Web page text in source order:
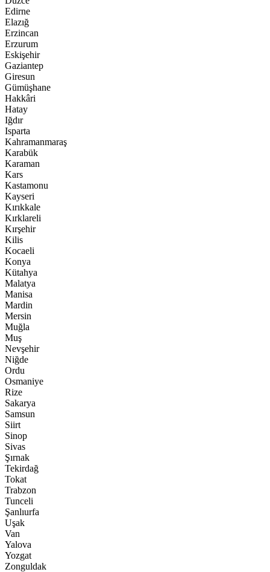
Edirne
Elazığ
Erzincan
Erzurum
Eskişehir
Gaziantep
Giresun
Gümüşhane
Hakkâri
Hatay
Iğdır
Isparta
Kahramanmaraş
Karabük
Karaman
Kars
Kastamonu
Kayseri
Kırıkkale
Kırklareli
Kırşehir
Kilis
Kocaeli
Konya
Kütahya
Malatya
Manisa
Mardin
Mersin
Muğla
Muş
Nevşehir
Niğde
Ordu
Osmaniye
Rize
Sakarya
Samsun
Siirt
Sinop
Sivas
Şırnak
Tekirdağ
Tokat
Trabzon
Tunceli
Şanlıurfa
Uşak
Van
Yalova
Yozgat
Zonguldak